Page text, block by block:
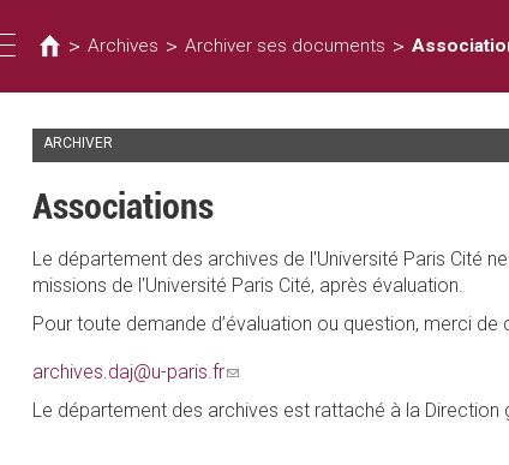
Toggle
navigation
are
here
> Archives > Archiver ses documents >
ARCHIVER
Associations
Le département des archives de l'Université Paris Cité
missions de l'Université Paris Cité, après évaluation.
Pour toute demande d’évaluation ou question, merci de
archives.daj@u-paris.fr(link
sends
e-
Le département des archives est rattaché à la Direction